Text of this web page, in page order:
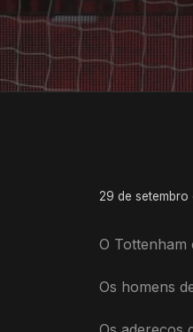
29 de setembro
O
Os homens